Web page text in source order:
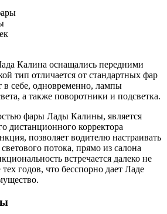
Калина оснащались передними
тип отличается от стандартных фар
в себе, одновременно, лампы
а также поворотники и подсветка.
фары Лады Калины, является
дистанционного корректора
позволяет водителю настраивать
потока, прямо из салона
встречается далеко не
годов, что бесспорно дает Ладе